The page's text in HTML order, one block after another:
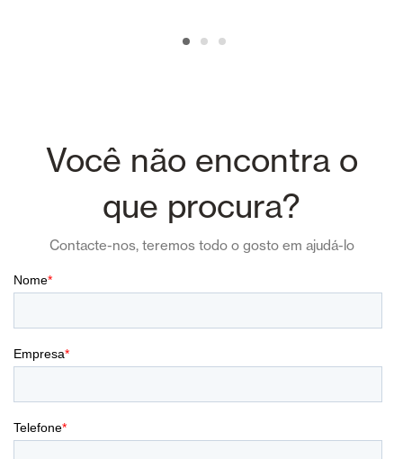
Você não encontra o
que procura?
Contacte-nos, teremos todo o gosto em ajudá-lo